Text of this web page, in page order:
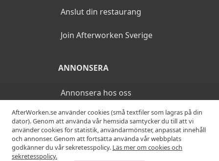
Anslut din restaurang
Join Afterworken Sverige
ANNONSERA
Annonsera hos oss
Advertise with us
MER
AfterWorken.se använder cookies (små textfiler som lagras på din
dator). Genom att använda vår hemsida samtycker du till att vi
använder cookies för statistik, användarmönster, anpassat innehåll
och annonser. Genom att fortsätta använda vår webbplats
godkänner du vår sekretesspolicy. Läs mer om cookies och
sekretesspolicy.